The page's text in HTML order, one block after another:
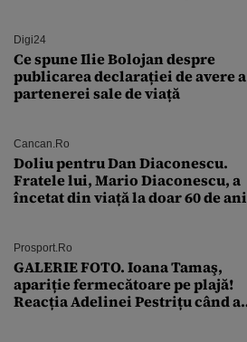
Digi24
Ce spune Ilie Bolojan despre
publicarea declarației de avere a
partenerei sale de viață
Cancan.ro
Doliu pentru Dan Diaconescu.
Fratele lui, Mario Diaconescu, a
încetat din viață la doar 60 de ani
Prosport.ro
GALERIE FOTO. Ioana Tamaş,
apariție fermecătoare pe plajă!
Reacția Adelinei Pestrițu când a